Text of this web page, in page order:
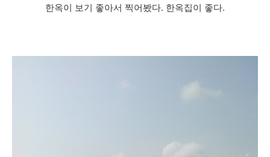
한옥이 보기 좋아서 찍어봤다. 한옥집이 좋다.